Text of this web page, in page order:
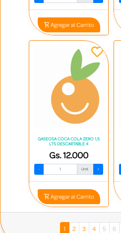
Agregar al Carrito
GASEOSA COCA COLA ZERO 1,5
LTS DESCARTABLE 4
Gs. 12.000
- Und. +
Agregar al Carrito
1 2 3 4 5 6